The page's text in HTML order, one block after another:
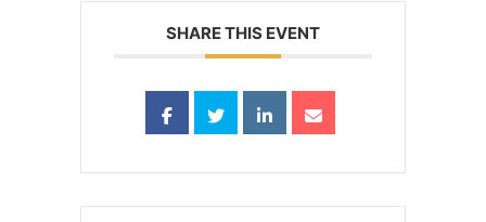
SHARE THIS EVENT